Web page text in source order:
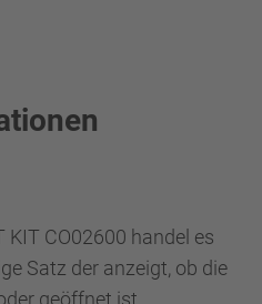
KIT CO02600 handel es
Satz der anzeigt, ob die
geöffnet ist.